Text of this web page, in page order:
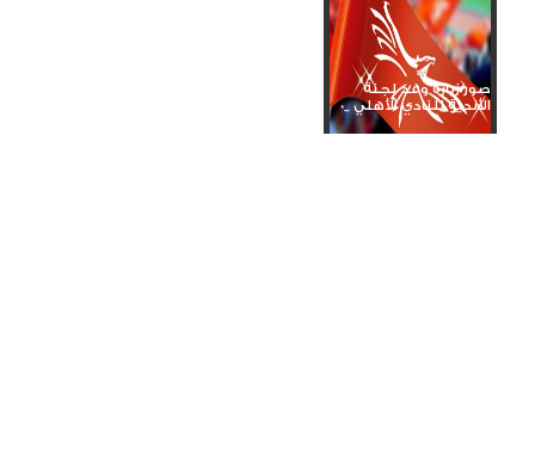
صور زيارة وفد لجنة
الأندية للنادي الأهلي _0